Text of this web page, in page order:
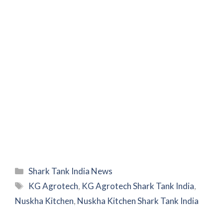
Categories
Shark Tank India News
Tags
KG Agrotech, KG Agrotech Shark Tank India,
Nuskha Kitchen, Nuskha Kitchen Shark Tank India